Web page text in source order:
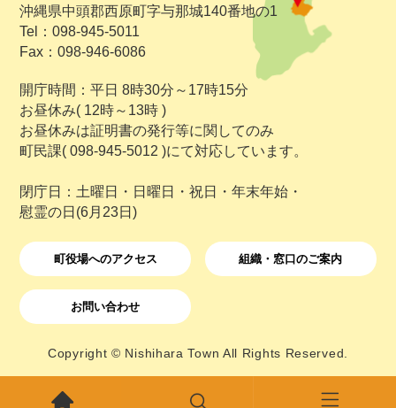
沖縄県中頭郡西原町字与那城140番地の1
Tel：098-945-5011
Fax：098-946-6086
開庁時間：平日 8時30分～17時15分
お昼休み( 12時～13時 )
お昼休みは証明書の発行等に関してのみ
町民課( 098-945-5012 )にて対応しています。
閉庁日：土曜日・日曜日・祝日・年末年始・
慰霊の日(6月23日)
町役場へのアクセス 組織・窓口のご案内
お問い合わせ
Copyright © Nishihara Town All Rights Reserved.